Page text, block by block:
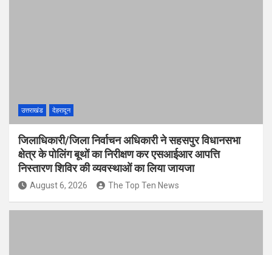
उत्तराखंड देहरादून
जिलाधिकारी/जिला निर्वाचन अधिकारी ने सहसपुर विधानसभा
क्षेत्र के पोलिंग बूथों का निरीक्षण कर एसआईआर आपत्ति
निस्तारण शिविर की व्यवस्थाओं का लिया जायजा
August 6, 2026 The Top Ten News